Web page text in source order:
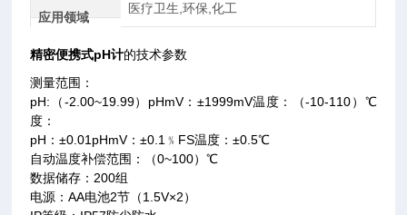
应用领域
医疗卫生,环保,化工
精密便携式pH计的技术参数
测量范围：
pH:（-2.00~19.99）pHmV：±1999mV温度：（-10-110）℃
度：
pH：±0.01pHmV：±0.1﹪FS温度：±0.5℃
自动温度补偿范围：（0~100）℃
数据储存：200组
电源：AA电池2节（1.5V×2）